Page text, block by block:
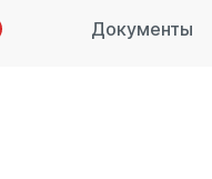
Документы